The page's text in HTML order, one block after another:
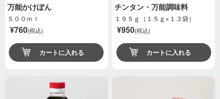
万能かけぽん
５００ｍｌ
¥760(税込)
カートに入れる
チンタン・万能調味料
１９５ｇ（１５ｇ×１３袋）
¥950(税込)
カートに入れる